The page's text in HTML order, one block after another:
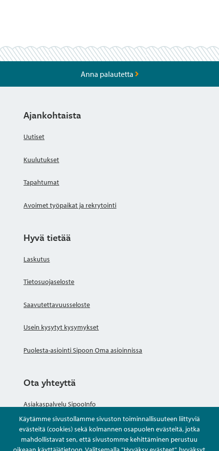
julkaisujen
välillä
Käytämme sivustollamme sivuston toiminnallisuuteen liittyviä
evästeitä (cookies) sekä kolmannen osapuolen evästeitä, jotka
mahdollistavat sen, että sivustomme kehittäminen perustuu
Anna palautetta
Ajankohtaista
Uutiset
Kuulutukset
Tapahtumat
Avoimet työpaikat ja rekrytointi
Hyvä tietää
Laskutus
Tietosuojaseloste
Saavutettavuusseloste
Usein kysytyt kysymykset
Puolesta-asiointi Sipoon Oma asioinnissa
Ota yhteyttä
Asiakaspalvelu SipooInfo
Anna palautetta nimettömästi